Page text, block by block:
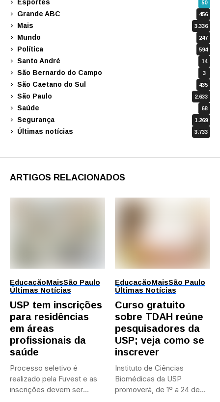
Esportes 50
Grande ABC 456
Mais 3.336
Mundo 247
Política 594
Santo André 14
São Bernardo do Campo 3
São Caetano do Sul 435
São Paulo 2.633
Saúde 68
Segurança 1.269
Últimas notícias 3.733
ARTIGOS RELACIONADOS
EducaçãoMaisSão Paulo
Últimas Notícias
USP tem inscrições
para residências
em áreas
profissionais da
saúde
Processo seletivo é
realizado pela Fuvest e as
inscrições devem ser
EducaçãoMaisSão Paulo
Últimas Notícias
Curso gratuito
sobre TDAH reúne
pesquisadores da
USP; veja como se
inscrever
Instituto de Ciências
Biomédicas da USP
promoverá, de 1º a 24 de...